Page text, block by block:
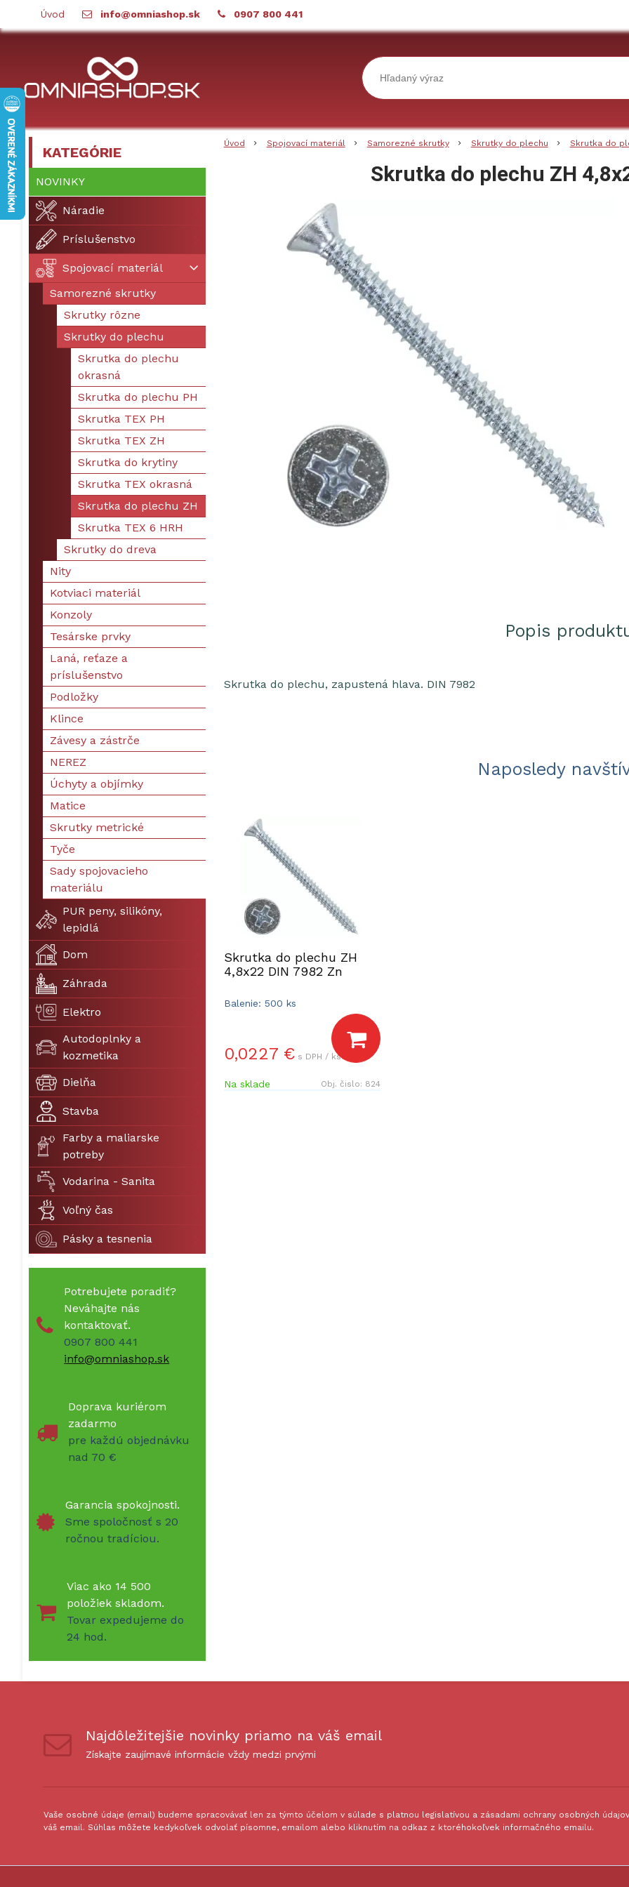
Úvod info@omniashop.sk 0907 800 441
Úvod Spojovací materiál Samorezné skrutky Skrutky do plechu Skrutka do
Skrutka do plechu ZH
Popis
Skrutka do plechu, zapustená hlava. DIN 7982
Naposledy
Skrutka do plechu ZH
4,8x22 DIN 7982 Zn
Balenie: 500 ks
0,0227 € s DPH / ks
Na sklade Obj. čislo: 824
KATEGÓRIE
NOVINKY
Náradie
Príslušenstvo
Spojovací materiál
Samorezné skrutky
Skrutky rôzne
Skrutky do plechu
Skrutka do plechu
okrasná
Skrutka do plechu PH
Skrutka TEX PH
Skrutka TEX ZH
Skrutka do krytiny
Skrutka TEX okrasná
Skrutka do plechu ZH
Skrutka TEX 6 HRH
Skrutky do dreva
Nity
Kotviaci materiál
Konzoly
Tesárske prvky
Laná, reťaze a
príslušenstvo
Podložky
Klince
Závesy a zástrče
NEREZ
Úchyty a objímky
Matice
Skrutky metrické
Tyče
Sady spojovacieho
materiálu
PUR peny, silikóny,
lepidlá
Dom
Záhrada
Elektro
Autodoplnky a
kozmetika
Dielňa
Stavba
Farby a maliarske
potreby
Vodarina - Sanita
Voľný čas
Pásky a tesnenia
Potrebujete poradiť?
Neváhajte nás
kontaktovať.
0907 800 441
info@omniashop.sk
Doprava kuriérom
zadarmo
pre každú objednávku
nad 70 €
Garancia spokojnosti.
Sme spoločnosť s 20
ročnou tradíciou.
Viac ako 14 500
položiek skladom.
Tovar expedujeme do
24 hod.
Najdôležitejšie novinky priamo na váš email
Získajte zaujímavé informácie vždy medzi prvými
Vaše osobné údaje (email) budeme spracovávať len za týmto účelom v súlade s platnou legislatívou a zásadami ochrany osobných
váš email. Súhlas môžete kedykoľvek odvolať písomne, emailom alebo kliknutím na odkaz z ktoréhokoľvek informačného emailu.